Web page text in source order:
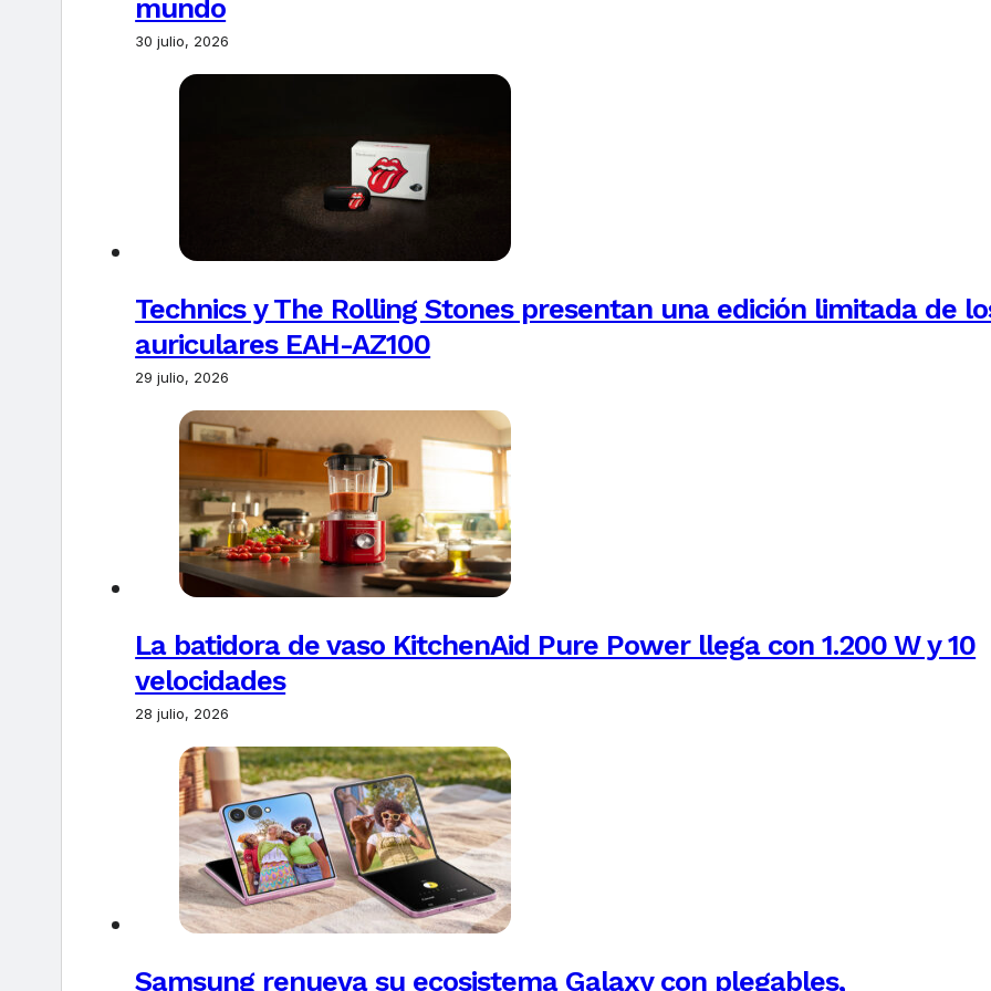
mundo
30 julio, 2026
Technics y The Rolling Stones presentan una edición limitada de
auriculares EAH-AZ100
29 julio, 2026
La batidora de vaso KitchenAid Pure Power llega con 1.200 W y 10
velocidades
28 julio, 2026
Samsung renueva su ecosistema Galaxy con plegables,